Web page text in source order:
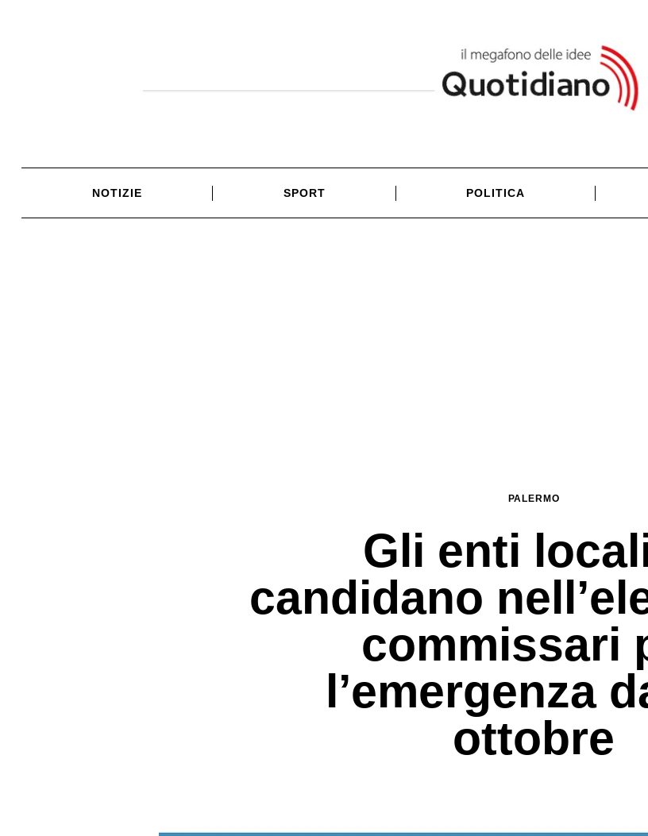
NOTIZIE SPORT POLITICA
PALERMO
Gli enti
candidano
commissari
l’emergenza
ottobre